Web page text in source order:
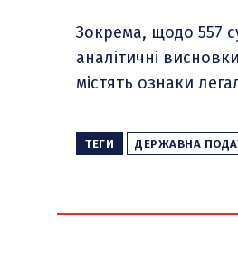
Зокрема, щодо 557
аналітичні
містять ознаки
ТЕГИ ДЕРЖАВНА